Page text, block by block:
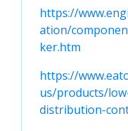
https://
ation/
ker.htm
https://
us/products/
distribution-